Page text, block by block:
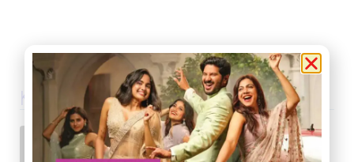
Kerala News
ഇടവയിൽ ട്രെയിൻ തട്ടി യുവാവ് മരിച്ചു
August 9, 20268:03 pm